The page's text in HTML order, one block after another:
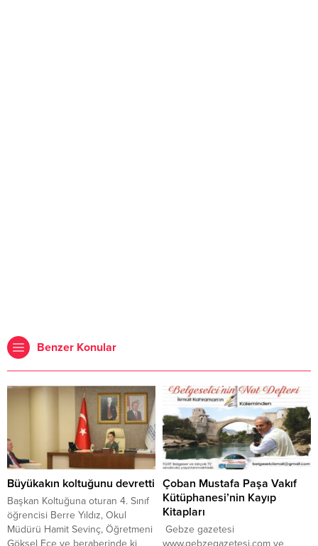
Benzer Konular
Büyükakın koltuğunu devretti
Başkan Koltuğuna oturan 4. Sınıf
öğrencisi Berre Yıldız, Okul
Müdürü Hamit Sevinç, Öğretmeni
Göksel Ece ve beraberinde ki
Çoban Mustafa Paşa Vakıf
Kütüphanesi’nin Kayıp
Kitapları
Gebze gazetesi
www.gebzegazetesi.com ve